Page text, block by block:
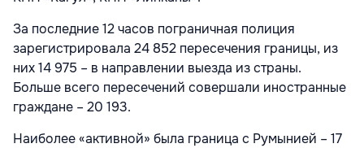
За последние 12 часов пограничная полиция
зарегистрировала 24 852 пересечения границы, из
них 14 975 – в направлении выезда из страны.
Больше всего пересечений совершали иностранные
граждане – 20 193.
Наиболее «активной» была граница с Румынией – 17